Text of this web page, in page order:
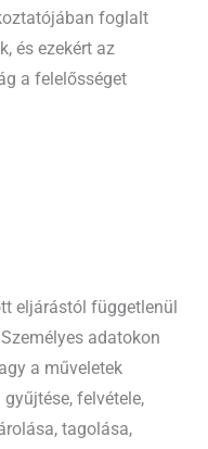
foglalt
és ezekért az
a felelősséget
eljárástól függetlenül
adatokon
a műveletek
felvétele,
tagolása,